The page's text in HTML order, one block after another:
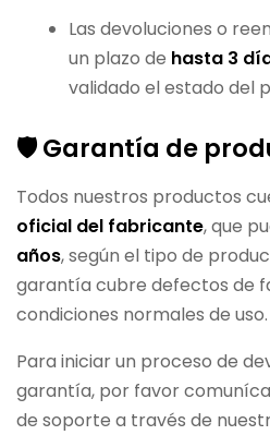
Las devoluciones o
un plazo de hasta 3
validado el estado del
🛡 Garantía de
Todos nuestros productos
oficial del fabricante, que
años, según el tipo de
garantía cubre defectos de
condiciones normales de uso.
Para iniciar un proceso de
garantía, por favor
de soporte a través de